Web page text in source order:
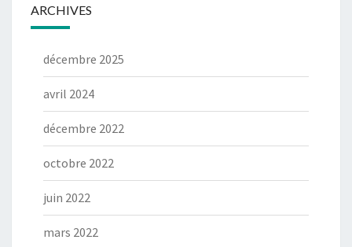
ARCHIVES
décembre 2025
avril 2024
décembre 2022
octobre 2022
juin 2022
mars 2022